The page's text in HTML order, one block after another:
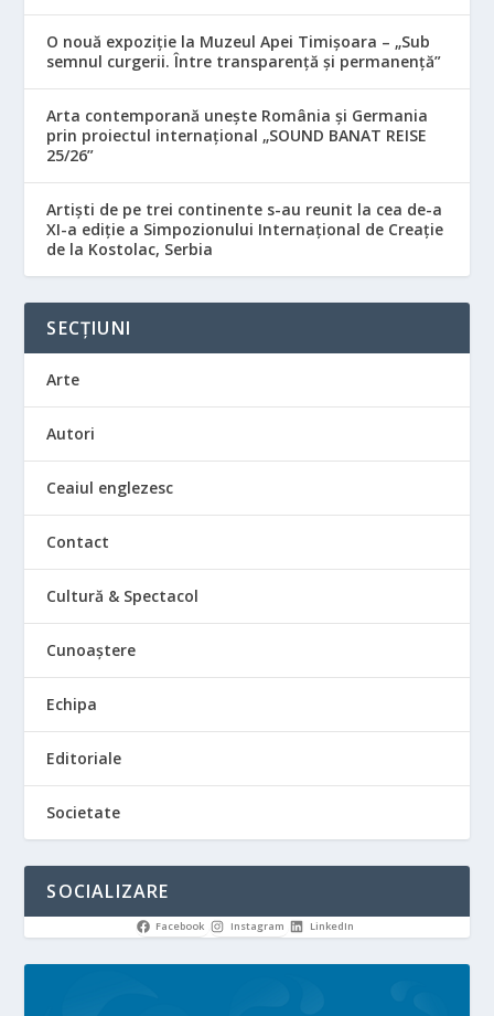
O nouă expoziție la Muzeul Apei Timișoara – „Sub
semnul curgerii. Între transparență și permanență”
Arta contemporană unește România și Germania
prin proiectul internațional „SOUND BANAT REISE
25/26”
Artiști de pe trei continente s-au reunit la cea de-a
XI-a ediție a Simpozionului Internațional de Creație
de la Kostolac, Serbia
SECȚIUNI
Arte
Autori
Ceaiul englezesc
Contact
Cultură & Spectacol
Cunoaștere
Echipa
Editoriale
Societate
SOCIALIZARE
Facebook Instagram LinkedIn